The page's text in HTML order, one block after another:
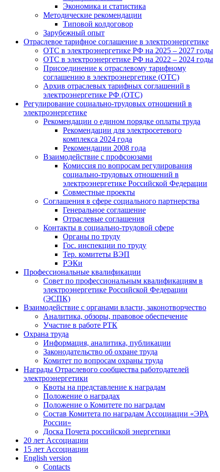
Экономика и статистика
Методические рекомендации
Типовой колдоговор
Зарубежный опыт
Отраслевое тарифное соглашение в электроэнергетике
ОТС в электроэнергетике РФ на 2025 – 2027 годы
ОТС в электроэнергетике РФ на 2022 – 2024 годы
Присоединение к отраслевому тарифному
соглашению в электроэнергетике (ОТС)
Архив отраслевых тарифных соглашений в
электроэнергетике РФ (ОТС)
Регулирование социально-трудовых отношений в
электроэнергетике
Рекомендации о едином порядке оплаты труда
Рекомендации для электросетевого
комплекса 2024 года
Рекомендации 2008 года
Взаимодействие с профсоюзами
Комиссия по вопросам регулирования
социально-трудовых отношений в
электроэнергетике Российской Федерации
Совместные проекты
Соглашения в сфере социального партнерства
Генеральное соглашение
Отраслевые соглашения
Контакты в социально-трудовой сфере
Органы по труду
Гос. инспекции по труду
Тер. комитеты ВЭП
РЭКи
Профессиональные квалификации
Совет по профессиональным квалификациям в
электроэнергетике Российской Федерации
(ЭСПК)
Взаимодействие с органами власти, законотворчество
Аналитика, обзоры, правовое обеспечение
Участие в работе РТК
Охрана труда
Информация, аналитика, публикации
Законодательство об охране труда
Комитет по вопросам охраны труда
Награды Отраслевого сообщества работодателей
электроэнергетики
Квоты на представление к наградам
Положение о наградах
Положение о Комитете по наградам
Состав Комитета по наградам Ассоциации «ЭРА
России»
Доска Почета российской энергетики
20 лет Ассоциации
15 лет Ассоциации
English version
Contacts